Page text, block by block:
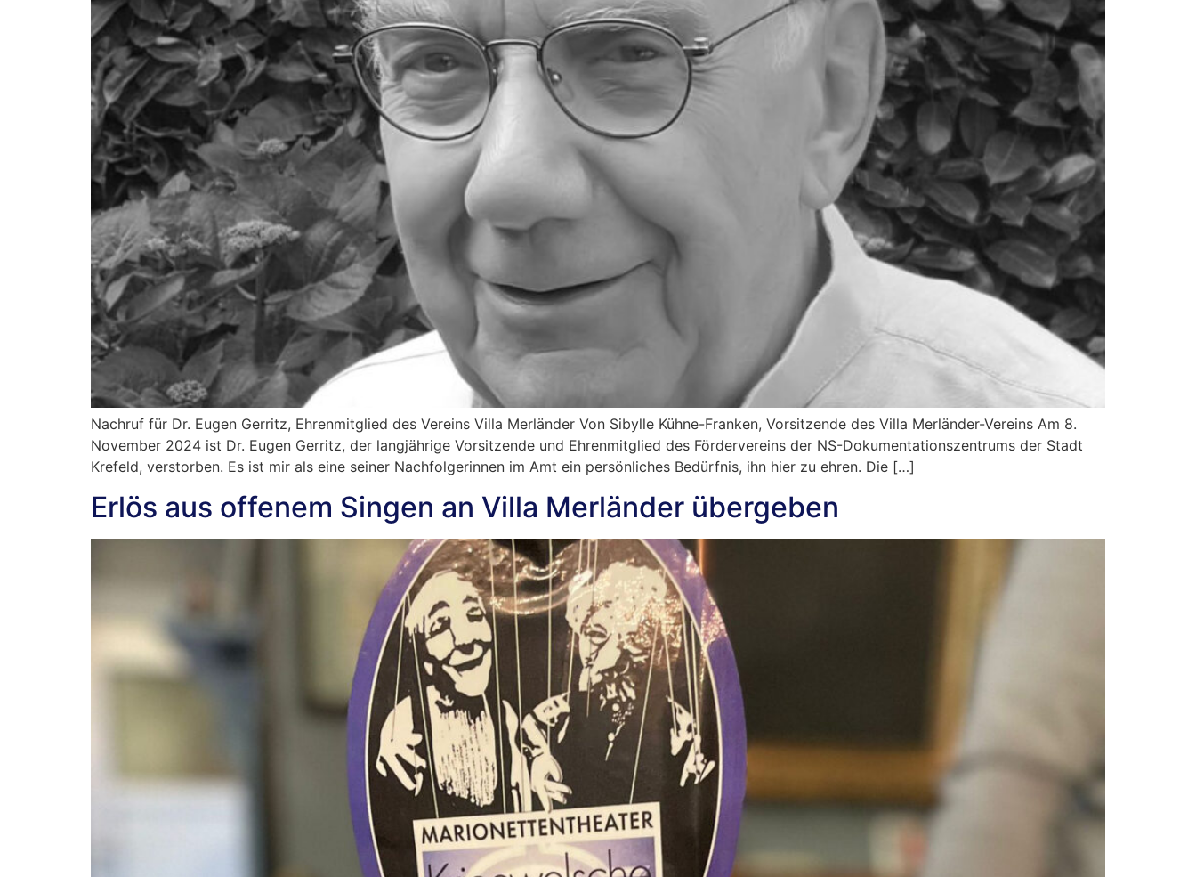
Nachruf für Dr. Eugen Gerritz, Ehrenmitglied des Vereins Villa Merländer Von Sibylle Kühne-Franken, Vorsitzende des Villa Merländer-Vereins Am 8.
November 2024 ist Dr. Eugen Gerritz, der langjährige Vorsitzende und Ehrenmitglied des Fördervereins der NS-Dokumentationszentrums der Stadt
Krefeld, verstorben. Es ist mir als eine seiner Nachfolgerinnen im Amt ein persönliches Bedürfnis, ihn hier zu ehren. Die […]
Erlös aus offenem Singen an Villa Merländer übergeben